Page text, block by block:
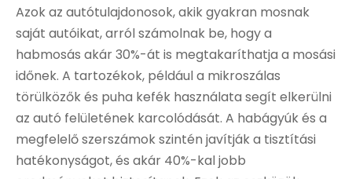
Azok az autótulajdonosok, akik gyakran mosnak
saját autóikat, arról számolnak be, hogy a
habmosás akár 30%-át is megtakaríthatja a mosási
időnek. A tartozékok, például a mikroszálas
törülközők és puha kefék használata segít elkerülni
az autó felületének karcolódását. A habágyúk és a
megfelelő szerszámok szintén javítják a tisztítási
hatékonyságot, és akár 40%-kal jobb